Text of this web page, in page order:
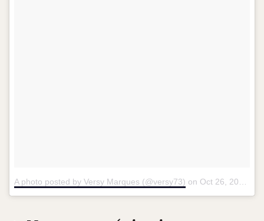
A photo posted by Versy Marques (@versy73) on Oct 26, 2016 at 4:10pm PDT